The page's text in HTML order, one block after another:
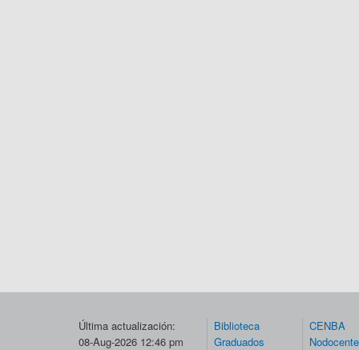
Última actualización:
08-Aug-2026 12:46 pm
Biblioteca
Graduados
CENBA